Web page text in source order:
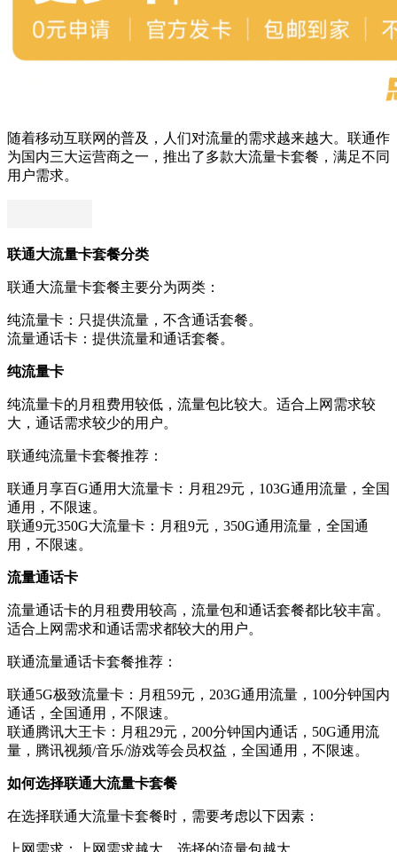
随着移动互联网的普及，人们对流量的需求越来越大。联通作
为国内三大运营商之一，推出了多款大流量卡套餐，满足不同
用户需求。
联通大流量卡套餐分类
联通大流量卡套餐主要分为两类：
纯流量卡：只提供流量，不含通话套餐。
流量通话卡：提供流量和通话套餐。
纯流量卡
纯流量卡的月租费用较低，流量包比较大。适合上网需求较
大，通话需求较少的用户。
联通纯流量卡套餐推荐：
联通月享百G通用大流量卡：月租29元，103G通用流量，全国
通用，不限速。
联通9元350G大流量卡：月租9元，350G通用流量，全国通
用，不限速。
流量通话卡
流量通话卡的月租费用较高，流量包和通话套餐都比较丰富。
适合上网需求和通话需求都较大的用户。
联通流量通话卡套餐推荐：
联通5G极致流量卡：月租59元，203G通用流量，100分钟国内
通话，全国通用，不限速。
联通腾讯大王卡：月租29元，200分钟国内通话，50G通用流
量，腾讯视频/音乐/游戏等会员权益，全国通用，不限速。
如何选择联通大流量卡套餐
在选择联通大流量卡套餐时，需要考虑以下因素：
上网需求：上网需求越大，选择的流量包越大。